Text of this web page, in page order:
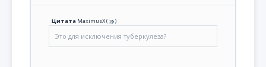
Цитата MaximusX( )
Это для исключения туберкулеза?